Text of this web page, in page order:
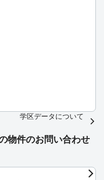
学区データについて
物件のお問い合わせ